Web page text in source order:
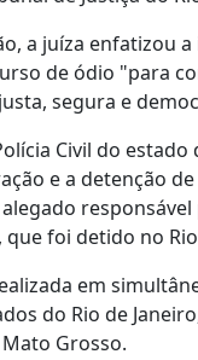
a juíza enfatizou
de ódio "para
segura e
Civil do estado
e a detenção
que foi detido no
em
do Rio de
Grosso.